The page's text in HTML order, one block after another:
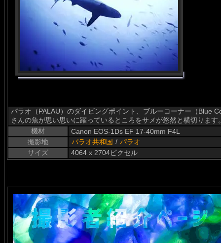
パラオ（PALAU）のダイビングポイント、ブルーコーナー（Blue
さんの魚が思い思いに躍っているところをサメが悠然と横切ります
機材
Canon EOS-1Ds EF 17-40mm F4L
撮影地
パラオ共和国 / パラオ
サイズ
4064 x 2704ピクセル